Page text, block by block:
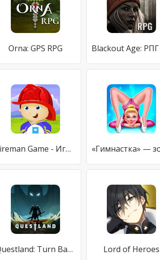
Orna: GPS RPG
Fireman Game - Игра про пожарного
Questland: Turn Based RPG Lord of Heroes